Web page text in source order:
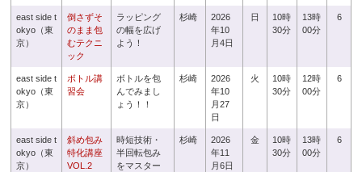
east side t
okyo（東
京）
倒さずそ
のまま包
むテクニ
ック
ラッピング
の幅を広げ
よう！
杉崎
2026
年10
月4日
日
10時
30分
13時
00分
6
east side t
okyo（東
京）
ボトル講
習会
ボトルを包
んでみまし
ょう！！
杉崎
2026
年10
月27
日
火
10時
30分
12時
00分
6
east side t
okyo（東
京）
斜め包み
特化講座
VOL.2
時短技術・
半回転包み
をマスター
杉崎
2026
年11
月6日
金
10時
30分
13時
00分
6